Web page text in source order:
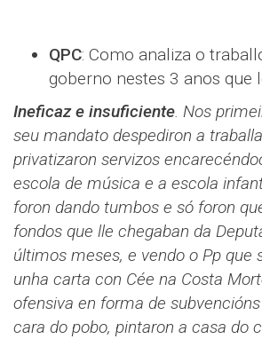
QPC: Como analiza o
goberno nestes 3 anos que
Ineficaz e insuficiente. Nos
seu mandato despediron a
privatizaron servizos
escola de música e a escola
foron dando tumbos e só foron
fondos que lle chegaban da
últimos meses, e vendo o Pp que
unha carta con Cée na Costa
ofensiva en forma de
cara do pobo, pintaron a casa do